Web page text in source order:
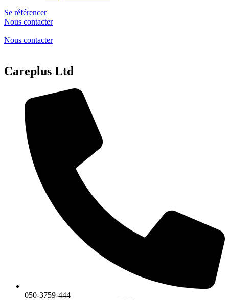
Se référencer
Nous contacter
Nous contacter
Careplus Ltd
050-3759-444